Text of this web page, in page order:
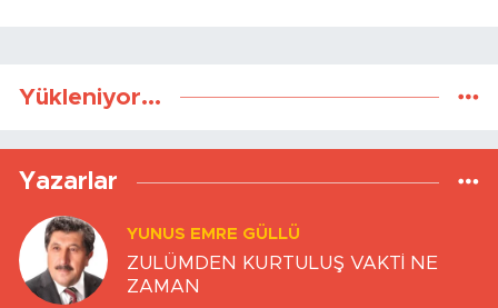
Yükleniyor...
Yazarlar
YUNUS EMRE GÜLLÜ
ZULÜMDEN KURTULUŞ VAKTİ NE
ZAMAN